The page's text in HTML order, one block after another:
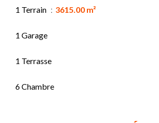
1 Terrain 3615.00 m²
1 Garage
1 Terrasse
6 Chambre